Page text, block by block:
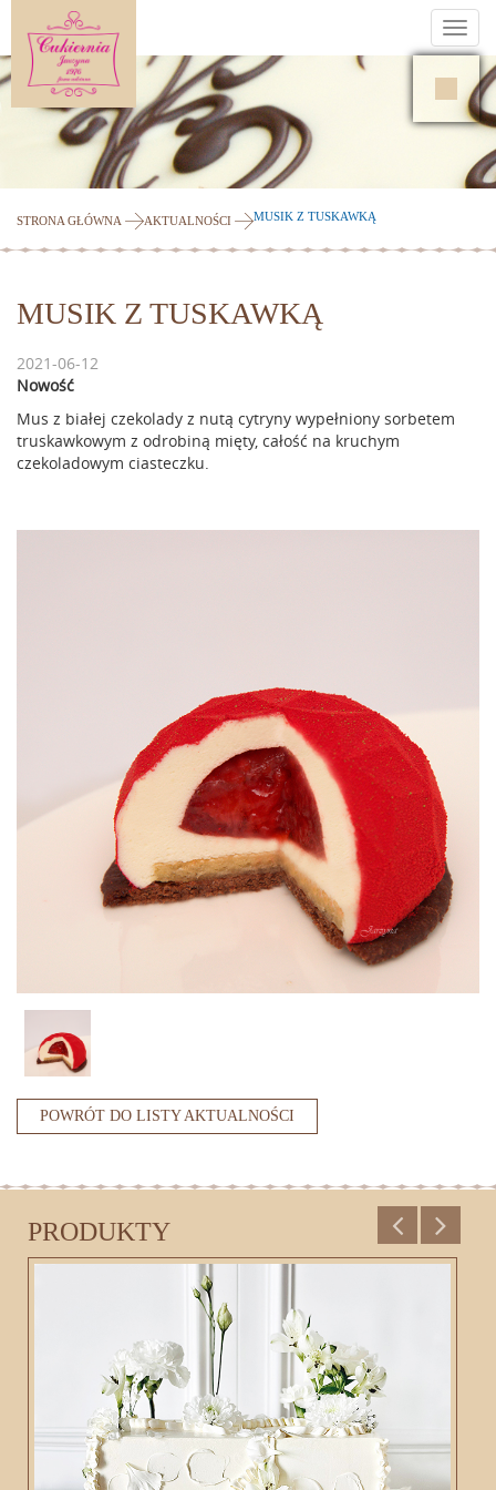
STRONA GŁÓWNA AKTUALNOŚCI MUSIK Z TUSKAWKĄ
MUSIK Z TUSKAWKĄ
2021-06-12
Nowość
Mus z białej czekolady z nutą cytryny wypełniony sorbetem
truskawkowym z odrobiną mięty, całość na kruchym
czekoladowym ciasteczku.
POWRÓT DO LISTY AKTUALNOŚCI
PRODUKTY